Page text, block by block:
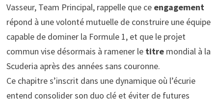
Vasseur, Team Principal, rappelle que ce engagement
répond à une volonté mutuelle de construire une équipe
capable de dominer la Formule 1, et que le projet
commun vise désormais à ramener le titremondial à la
Scuderia après des années sans couronne.
Ce chapitre s’inscrit dans une dynamique où l’écurie
entend consolider son duo clé et éviter de futures